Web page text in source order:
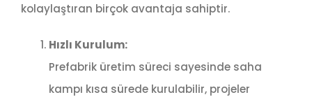
kolaylaştıran birçok avantaja sahiptir.
Hızlı Kurulum:
Prefabrik üretim süreci sayesinde saha
kampı kısa sürede kurulabilir, projeler